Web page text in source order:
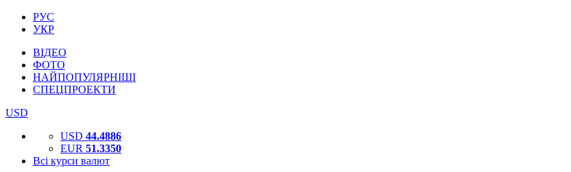
РУС
УКР
ВІДЕО
ФОТО
НАЙПОПУЛЯРНІШІ
СПЕЦПРОЕКТИ
USD
USD 44.4886
EUR 51.3350
Всі курси валют